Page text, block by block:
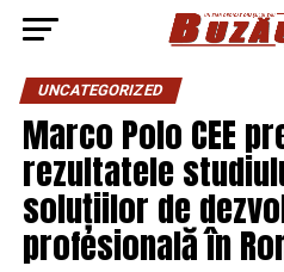
UNCATEGORIZED
Marco Polo CEE
rezultatele
soluțiilor de
profesională în